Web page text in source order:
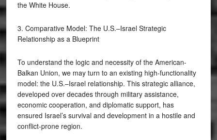
the White House.
3. Comparative Model: The U.S.–Israel Strategic
Relationship as a Blueprint
To understand the logic and necessity of the American-
Balkan Union, we may turn to an existing high-functionality
model: the U.S.–Israel relationship. This strategic alliance,
developed over decades through military assistance,
economic cooperation, and diplomatic support, has
ensured Israel’s survival and development in a hostile and
conflict-prone region.